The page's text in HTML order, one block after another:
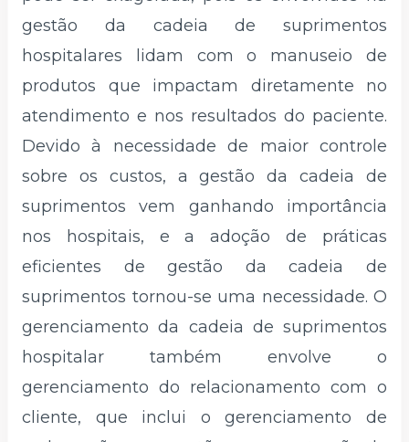
gestão da cadeia de suprimentos
hospitalares lidam com o manuseio de
produtos que impactam diretamente no
atendimento e nos resultados do paciente.
Devido à necessidade de maior controle
sobre os custos, a gestão da cadeia de
suprimentos vem ganhando importância
nos hospitais, e a adoção de práticas
eficientes de gestão da cadeia de
suprimentos tornou-se uma necessidade. O
gerenciamento da cadeia de suprimentos
hospitalar também envolve o
gerenciamento do relacionamento com o
cliente, que inclui o gerenciamento de